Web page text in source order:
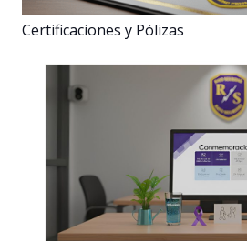
Certificaciones y Pólizas